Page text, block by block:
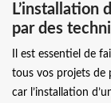
L’installation
par des
Il est essentiel de
tous vos projets de
car l’installation